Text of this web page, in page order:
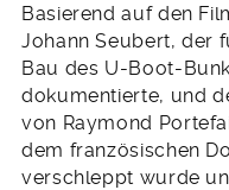
Basierend auf den
Johann Seubert, der
Bau des U-Boot-
dokumentierte, und
von Raymond
dem französischen
verschleppt wurde